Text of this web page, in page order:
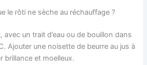
le rôti ne sèche au réchauffage ?
avec un trait d’eau ou de bouillon dans
Ajouter une noisette de beurre au jus à
brillance et moelleux.